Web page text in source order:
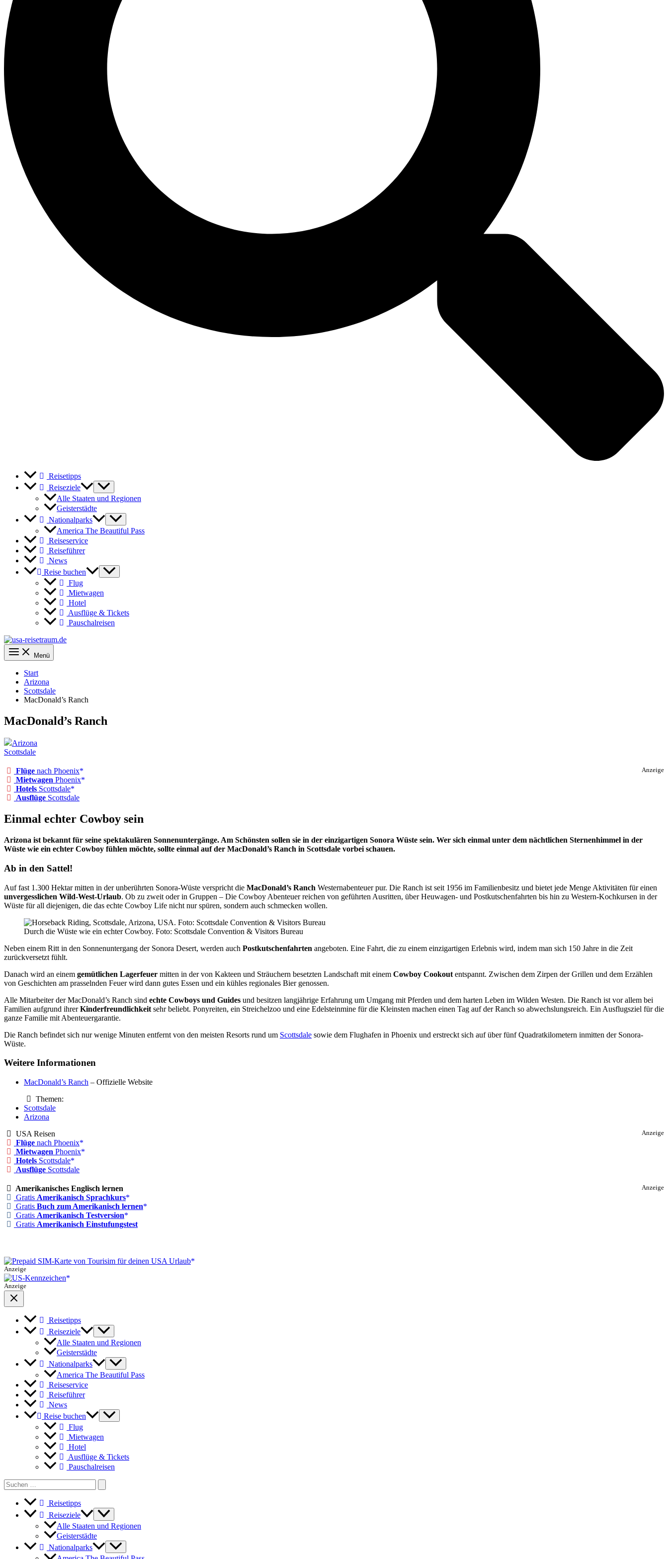
Reisetipps
Reiseziele
Alle Staaten und Regionen
Geisterstädte
Nationalparks
America The Beautiful Pass
Reiseservice
Reiseführer
News
Reise buchen
Flug
Mietwagen
Hotel
Ausflüge & Tickets
Pauschalreisen
Menü
Start
Arizona
Scottsdale
MacDonald’s Ranch
MacDonald’s Ranch
Arizona
Scottsdale
Anzeige
Flüge nach Phoenix
Mietwagen Phoenix
Hotels Scottsdale
Ausflüge Scottsdale
Einmal echter Cowboy sein
Arizona ist bekannt für seine spektakulären Sonnenuntergänge. Am Schönsten sollen sie in der einzigartigen Sonora Wüste sein. Wer sich einmal unter dem nächtlichen Sternenhimmel in der
Wüste wie ein echter Cowboy fühlen möchte, sollte einmal auf der MacDonald’s Ranch in Scottsdale vorbei schauen.
Ab in den Sattel!
Auf fast 1.300 Hektar mitten in der unberührten Sonora-Wüste verspricht die MacDonald’s Ranch Westernabenteuer pur. Die Ranch ist seit 1956 im Familienbesitz und bietet jede Menge Aktivitäten für einen
unvergesslichen Wild-West-Urlaub. Ob zu zweit oder in Gruppen – Die Cowboy Abenteuer reichen von geführten Ausritten, über Heuwagen- und Postkutschenfahrten bis hin zu Western-Kochkursen in der
Wüste für all diejenigen, die das echte Cowboy Life nicht nur spüren, sondern auch schmecken wollen.
Durch die Wüste wie ein echter Cowboy. Foto: Scottsdale Convention & Visitors Bureau
Neben einem Ritt in den Sonnenuntergang der Sonora Desert, werden auch Postkutschenfahrten angeboten. Eine Fahrt, die zu einem einzigartigen Erlebnis wird, indem man sich 150 Jahre in die Zeit
zurückversetzt fühlt.
Danach wird an einem gemütlichen Lagerfeuer mitten in der von Kakteen und Sträuchern besetzten Landschaft mit einem Cowboy Cookout entspannt. Zwischen dem Zirpen der Grillen und dem Erzählen
von Geschichten am prasselnden Feuer wird dann gutes Essen und ein kühles regionales Bier genossen.
Alle Mitarbeiter der MacDonald’s Ranch sind echte Cowboys und Guides und besitzen langjährige Erfahrung um Umgang mit Pferden und dem harten Leben im Wilden Westen. Die Ranch ist vor allem bei
Familien aufgrund ihrerKinderfreundlichkeit sehr beliebt. Ponyreiten, ein Streichelzoo und eine Edelsteinmine für die Kleinsten machen einen Tag auf der Ranch so abwechslungsreich. Ein Ausflugsziel für die
ganze Familie mit Abenteuergarantie.
Die Ranch befindet sich nur wenige Minuten entfernt von den meisten Resorts rund um Scottsdale sowie dem Flughafen in Phoenix und erstreckt sich auf über fünf Quadratkilometern inmitten der Sonora-
Wüste.
Weitere Informationen
MacDonald’s Ranch – Offizielle Website
Themen:
Scottsdale
Arizona
Anzeige
USA Reisen
Flüge nach Phoenix
Mietwagen Phoenix
Hotels Scottsdale
Ausflüge Scottsdale
Anzeige
Amerikanisches Englisch lernen
Gratis Amerikanisch Sprachkurs
Gratis Buch zum Amerikanisch lernen
Gratis Amerikanisch Testversion
Gratis Amerikanisch Einstufungstest
Anzeige
Anzeige
Reisetipps
Reiseziele
Alle Staaten und Regionen
Geisterstädte
Nationalparks
America The Beautiful Pass
Reiseservice
Reiseführer
News
Reise buchen
Flug
Mietwagen
Hotel
Ausflüge & Tickets
Pauschalreisen
Search
for:
Reisetipps
Reiseziele
Alle Staaten und Regionen
Geisterstädte
Nationalparks